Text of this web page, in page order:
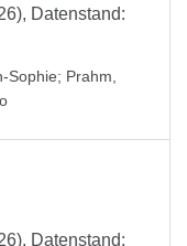
Datenstand:
Sophie; Prahm,
Datenstand: